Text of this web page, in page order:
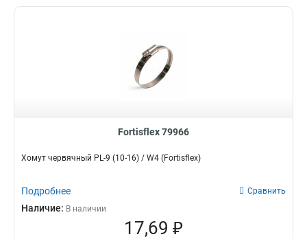
Fortisflex 79966
Хомут червячный PL-9 (10-16) / W4 (Fortisflex)
Подробнее Сравнить
Наличие: В наличии
17,69 ₽